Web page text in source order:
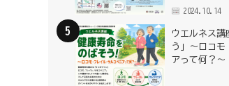
2024.10.14
ウエルネス講
う」～ロコ
アって何？～